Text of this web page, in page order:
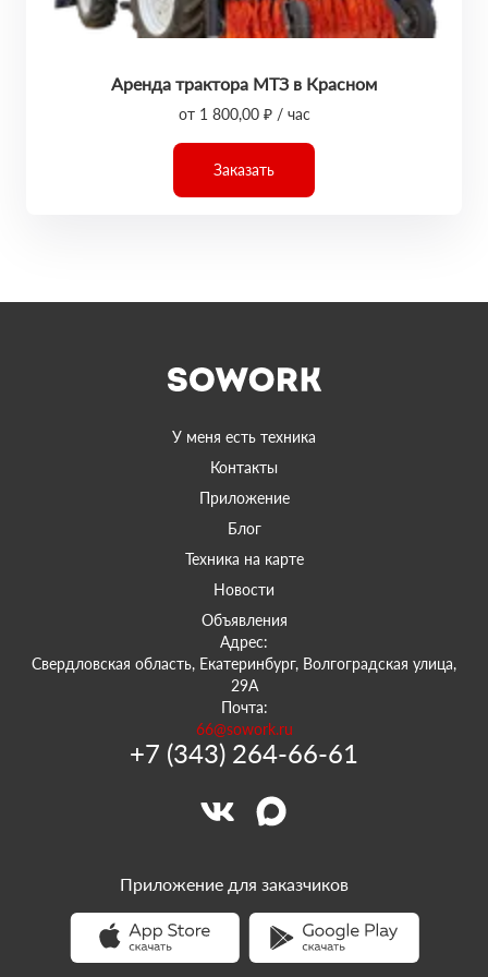
Аренда трактора МТЗ в Красном
от 1 800,00 ₽ / час
Заказать
У меня есть техника
Контакты
Приложение
Блог
Техника на карте
Новости
Объявления
Адрес:
Свердловская область, Екатеринбург, Волгоградская улица,
29А
Почта:
66@sowork.ru
+7 (343) 264-66-61
Приложение для заказчиков